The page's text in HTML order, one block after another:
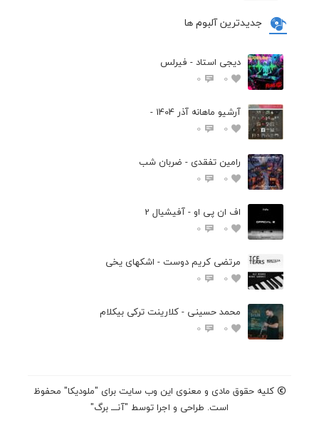
جدیدترین آلبوم ها
دیجی استاد - فیرلس
0
0
آرشیو ماهانه آذر 1404 -
0
0
رامین تفقدی - ضربان شب
0
0
اف ان پی او - آفیشیال 2
0
0
مرتضی کریم دوست - اشکهای یخی
0
0
محمد حسینی - کلارینت ترکی بیکلام
0
0
کلیه حقوق مادی و معنوی این وب سایت برای "ملودیکا" محفوظ
است. طراحی و اجرا توسط "آنـــ برگ"